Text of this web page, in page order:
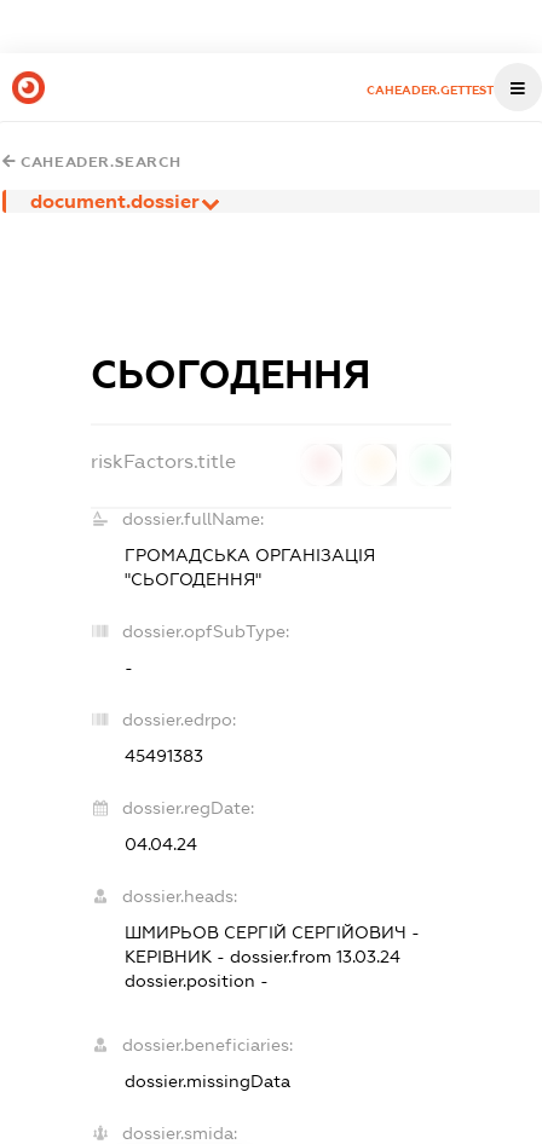
CAHEADER.GETTEST
CAHEADER.SEARCH
document.dossier
СЬОГОДЕННЯ
riskFactors.title
dossier.fullName:
ГРОМАДСЬКА ОРГАНІЗАЦІЯ
"СЬОГОДЕННЯ"
dossier.opfSubType:
-
dossier.edrpo:
45491383
dossier.regDate:
04.04.24
dossier.heads:
ШМИРЬОВ СЕРГІЙ СЕРГІЙОВИЧ -
КЕРІВНИК - dossier.from 13.03.24
dossier.position -
dossier.beneficiaries:
dossier.missingData
dossier.smida: